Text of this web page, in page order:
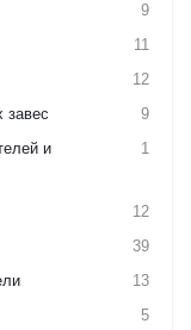
9
11
12
завес
9
и
1
12
39
13
5